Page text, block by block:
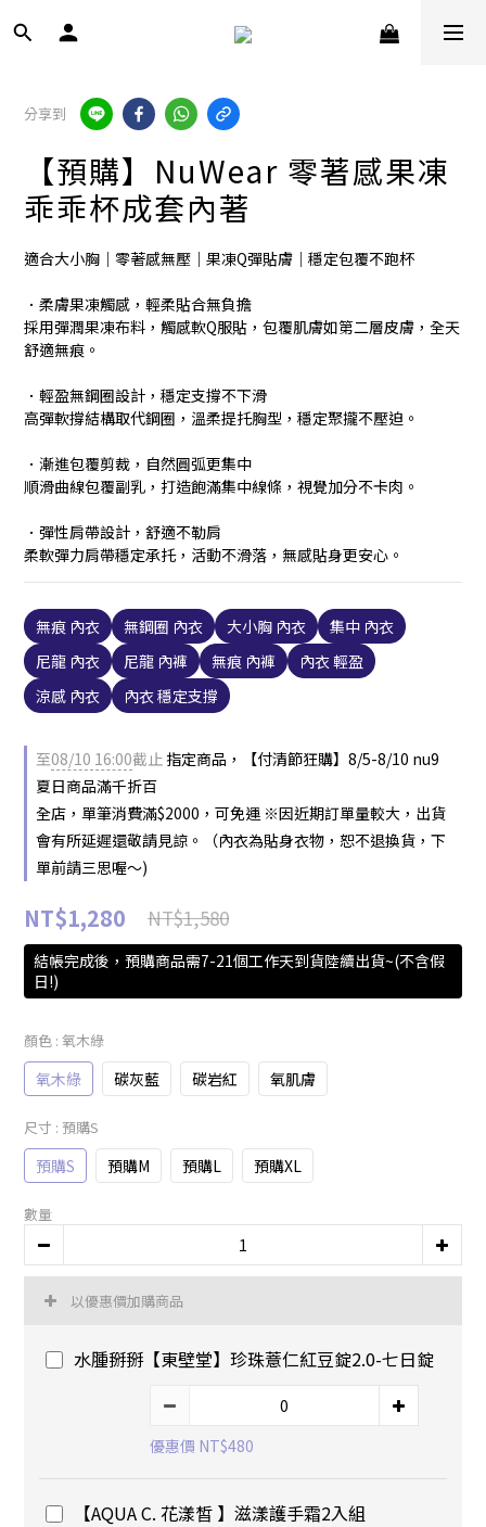
分享到
【預購】NuWear 零著感果凍
乖乖杯成套內著
適合大小胸｜零著感無壓｜果凍Q彈貼膚｜穩定包覆不跑杯
．柔膚果凍觸感，輕柔貼合無負擔
採用彈潤果凍布料，觸感軟Q服貼，包覆肌膚如第二層皮膚，全天
舒適無痕。
．輕盈無鋼圈設計，穩定支撐不下滑
高彈軟撐結構取代鋼圈，溫柔提托胸型，穩定聚攏不壓迫。
．漸進包覆剪裁，自然圓弧更集中
順滑曲線包覆副乳，打造飽滿集中線條，視覺加分不卡肉。
．彈性肩帶設計，舒適不勒肩
柔軟彈力肩帶穩定承托，活動不滑落，無感貼身更安心。
無痕 內衣 無鋼圈 內衣 大小胸 內衣
集中 內衣
尼龍 內衣
尼龍 內褲 無痕 內褲
內衣 輕盈
涼感 內衣
內衣 穩定支撐
至08/10 16:00截止 指定商品，【付清節狂購】8/5-8/10 nu9
夏日商品滿千折百
全店，單筆消費滿$2000，可免運 ※因近期訂單量較大，出貨
會有所延遲還敬請見諒。（內衣為貼身衣物，恕不退換貨，下
單前請三思喔～)
NT$1,280 NT$1,580
結帳完成後，預購商品需7-21個工作天到貨陸續出貨~(不含假
日!)
顏色 : 氧木綠
氧木綠 碳灰藍 碳岩紅 氧肌膚
尺寸 : 預購S
預購S 預購M 預購L 預購XL
數量
以優惠價加購商品
水腫掰掰【東壁堂】珍珠薏仁紅豆錠2.0-七日錠
優惠價 NT$480
【AQUA C. 花漾皙 】滋漾護手霜2入組